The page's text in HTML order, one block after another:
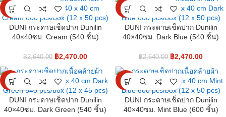
-6%
DUNI กระดาษเช็ดปาก Dunilin
40×40ซม. Cream (540 ชิ้น)
฿2,640.00 ฿2,470.00
-6%
DUNI กระดาษเช็ดปาก Dunilin
40×40ซม. Dark Blue (540 ชิ้น)
฿2,640.00 ฿2,470.00
-6%
DUNI กระดาษเช็ดปาก Dunilin
40×40ซม. Dark Green (540 ชิ้น)
-6%
DUNI กระดาษเช็ดปาก Dunilin
40×40ซม. Mint Blue (600 ชิ้น)